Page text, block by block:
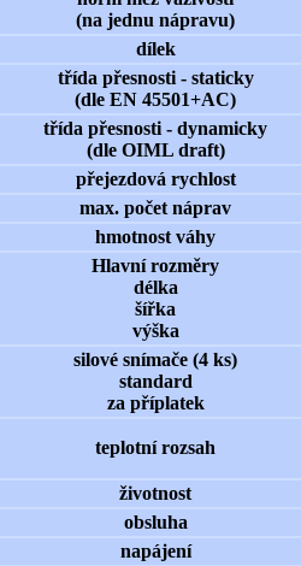
(na jednu nápravu)
dílek
třída přesnosti - staticky
(dle EN 45501+AC)
třída přesnosti - dynamicky
(dle OIML draft)
přejezdová rychlost
max. počet náprav
hmotnost váhy
Hlavní rozměry
délka
šířka
výška
silové snímače (4 ks)
standard
za příplatek
teplotní rozsah
životnost
obsluha
napájení